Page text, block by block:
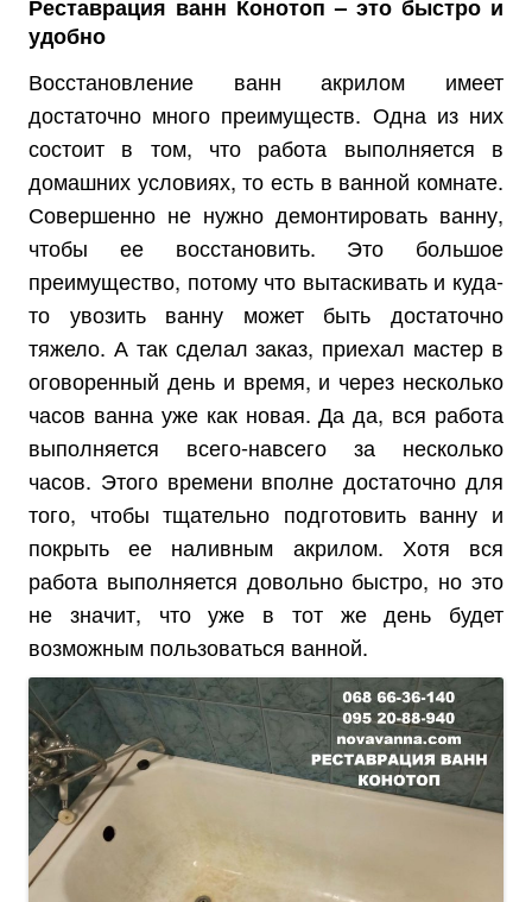
Реставрация ванн Конотоп – это быстро и
удобно
Восстановление ванн акрилом имеет
достаточно много преимуществ. Одна из них
состоит в том, что работа выполняется в
домашних условиях, то есть в ванной комнате.
Совершенно не нужно демонтировать ванну,
чтобы ее восстановить. Это большое
преимущество, потому что вытаскивать и куда-
то увозить ванну может быть достаточно
тяжело. А так сделал заказ, приехал мастер в
оговоренный день и время, и через несколько
часов ванна уже как новая. Да да, вся работа
выполняется всего-навсего за несколько
часов. Этого времени вполне достаточно для
того, чтобы тщательно подготовить ванну и
покрыть ее наливным акрилом. Хотя вся
работа выполняется довольно быстро, но это
не значит, что уже в тот же день будет
возможным пользоваться ванной.